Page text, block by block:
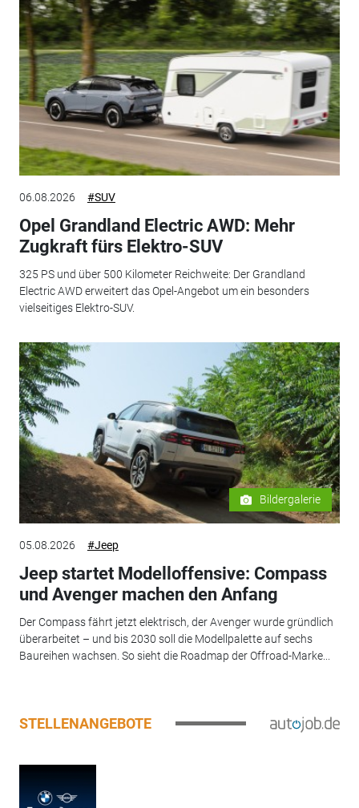
06.08.2026 #SUV
Opel Grandland Electric AWD: Mehr
Zugkraft fürs Elektro-SUV
325 PS und über 500 Kilometer Reichweite: Der Grandland
Electric AWD erweitert das Opel-Angebot um ein besonders
vielseitiges Elektro-SUV.
Bildergalerie
05.08.2026 #Jeep
Jeep startet Modelloffensive: Compass
und Avenger machen den Anfang
Der Compass fährt jetzt elektrisch, der Avenger wurde gründlich
überarbeitet – und bis 2030 soll die Modellpalette auf sechs
Baureihen wachsen. So sieht die Roadmap der Offroad-Marke...
STELLENANGEBOTE